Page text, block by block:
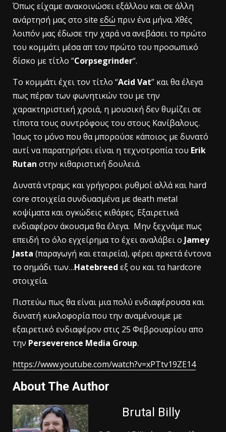
Όπως είχαμε ανακοινώσει εξάλλου και σε άλλη
ανάρτησή μας στο site εδώ πριν ένα μήνα. Χθές
λοιπόν μας έδωσε την χαρά να ανεβάσει το πρώτο
του κομμάτι μέσα απ τον πρώτο του προσωπικό
δίσκο με τίτλο “Corpsegrinder“.
To κομμάτι έχει τον τίτλο “Acid Vat” και θα έλεγα
πως πέραν των φωνητικών του με την
χαρακτηριστική χροιά, η μουσική δεν θυμίζει σε
τίποτα τους συντρόφους του στους Κανίβαλους.
Ίσως το μόνο που θα μπορούσε κάποιος με δυνατό
αυτί να παρατηρήσει είναι η τεχνοτροπία του Erik
Rutan στην κιθαριστική δουλειά.
Δυνατά ντραμς και γρήγοροι ρυθμοί αλλά και hard
core στοιχεία συνδυασμένα με death metal
κοψίματα και ογκώδεις κιθάρες. Εξαιρετικά
ενδιαφέρον άκουσμα θα έλεγα. Μην ξεχνάμε πως
επειδή το όλο εγχείρημα το έχει αναλάβει ο Jamey
Jasta (παραγωγή και εταιρεία), φέρει αρκετά έντονα
το σημάδι των…Hatebreed εξ ου και τα hardcore
στοιχεία.
Πιστεύω πως θα είναι μια πολύ ενδιαφέρουσα και
δυνατή κυκλοφορία που την αναμένουμε με
εξαιρετικό ενδιαφέρον στις 25 Φεβρουαρίου απο
την Perseverence Media Group.
https://www.youtube.com/watch?v=xPTtv19ZE14
About The Author
Brutal Billy